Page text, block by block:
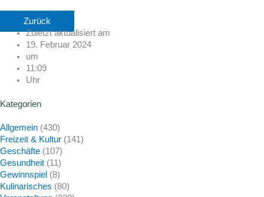
Zurück
Zuletzt aktualisiert am
19. Februar 2024
um
11:09
Uhr
Kategorien
Allgemein (430)
Freizeit & Kultur (141)
Geschäfte (107)
Gesundheit (11)
Gewinnspiel (8)
Kulinarisches (80)